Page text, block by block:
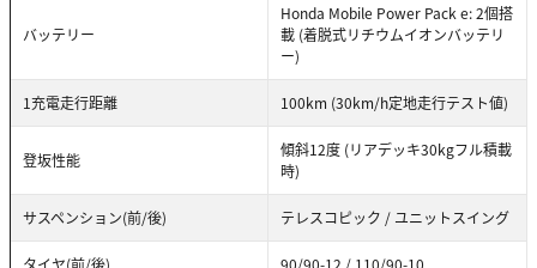
バッテリー
Honda Mobile Power Pack e: 2個搭
載 (着脱式リチウムイオンバッテリ
ー)
1充電走行距離 100km (30km/h定地走行テスト値)
登坂性能
傾斜12度 (リアデッキ30kgフル積載
時)
サスペンション(前/後) テレスコピック / ユニットスイング
タイヤ(前/後) 90/90-12 / 110/90-10